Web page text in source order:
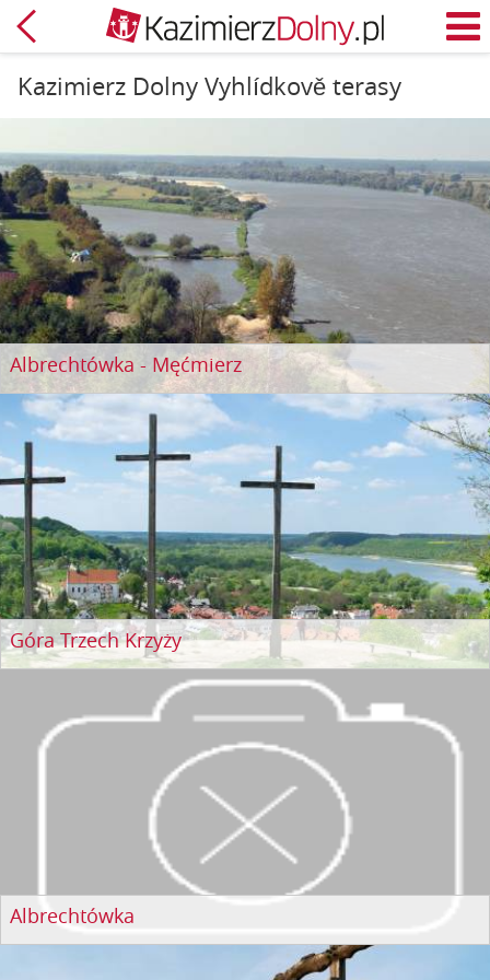
Zpět
Kazimierz Dolny Vyhlídkově terasy
Albrechtówka - Męćmierz
Góra Trzech Krzyży
Albrechtówka